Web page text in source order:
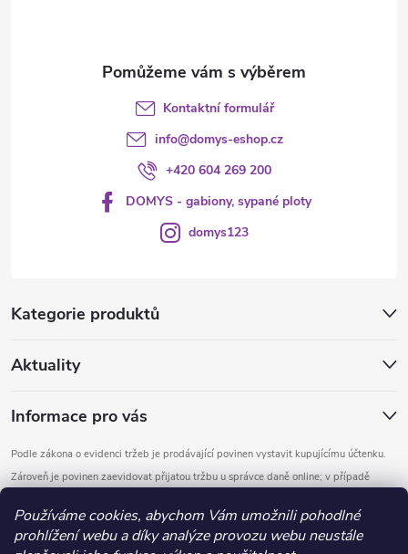
Používáme cookies, abychom Vám umožnili pohodlné
prohlížení webu a díky analýze provozu webu neustále
Kategorie produktů
Aktuality
Informace pro vás
Podle zákona o evidenci tržeb je prodávající povinen vystavit kupujícímu účtenku.
Zároveň je povinen zaevidovat přijatou tržbu u správce daně online; v případě
Kontaktní formulář
info@domys-eshop.cz
+420 604 269 200
DOMYS - gabiony, sypané ploty
domys123